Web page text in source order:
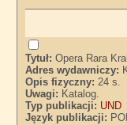
Tytuł:Opera Rara
Adres wydawniczy:
Opis fizyczny:24 s.
Uwagi: Katalog.
Typ publikacji: UND
Język publikacji: